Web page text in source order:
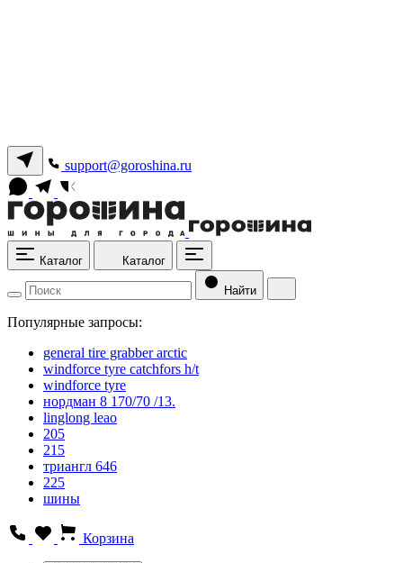
support@goroshina.ru
Каталог Каталог
Найти
Популярные запросы:
general tire grabber arctic
windforce tyre catchfors h/t
windforce tyre
нордман 8 170/70 /13.
linglong leao
205
215
триангл 646
225
шины
Корзина